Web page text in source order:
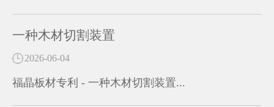
一种木材切割装置
2026-06-04
福晶板材专利 - 一种木材切割装置...